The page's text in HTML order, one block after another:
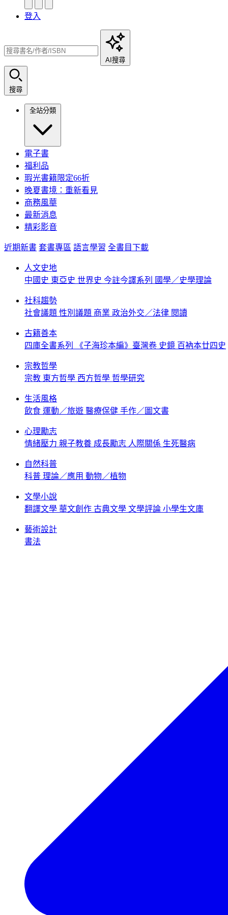
登入
AI搜尋
搜尋
全站分類
電子書
福利品
瑕光書籍限定66折
晚夏書境：重新看見
商務風華
最新消息
精彩影音
近期新書 套書專區 語言學習 全書目下載
人文史地
中國史 東亞史 世界史 今註今譯系列 國學／史學理論
社科趨勢
社會議題 性別議題 商業 政治外交／法律 閱讀
古籍善本
四庫全書系列
《子海珍本編》臺灣卷 史鏡 百衲本廿四史
宗教哲學
宗教 東方哲學 西方哲學 哲學研究
生活風格
飲食 運動／旅遊 醫療保健 手作／圖文書
心理勵志
情緒壓力 親子教養 成長勵志 人際關係 生死醫病
自然科普
科普 理論／應用 動物／植物
文學小說
翻譯文學 華文創作 古典文學 文學評論 小學生文庫
藝術設計
書法